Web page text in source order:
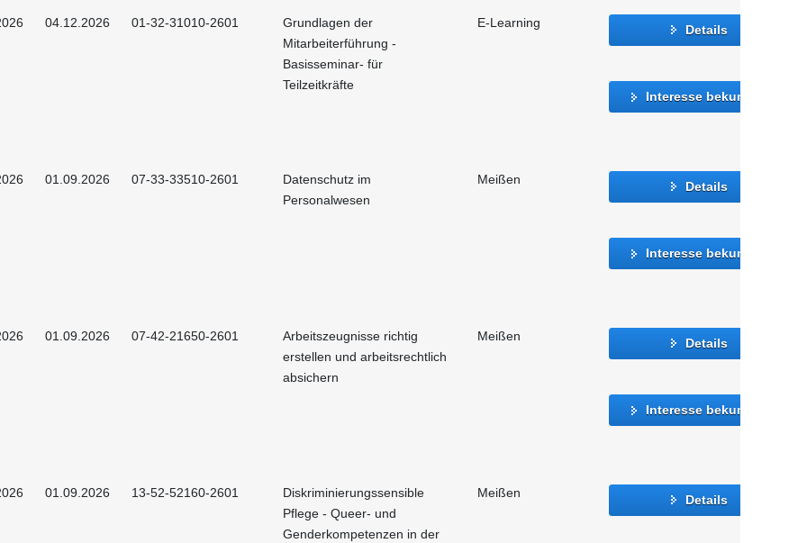
04.12.2026 01-32-31010-2601
Grundlagen der
Mitarbeiterführung -
Basisseminar- für
Teilzeitkräfte
E-Learning Details
Interesse bekunden
01.09.2026 07-33-33510-2601
Datenschutz im
Personalwesen
Meißen Details
Interesse bekunden
01.09.2026 07-42-21650-2601
Arbeitszeugnisse richtig
erstellen und arbeitsrechtlich
absichern
Meißen Details
Interesse bekunden
01.09.2026 13-52-52160-2601
Diskriminierungssensible
Pflege - Queer- und
Genderkompetenzen in der
Meißen Details